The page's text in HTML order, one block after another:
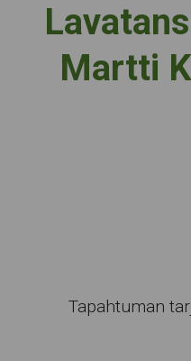
Martti
Tapahtuman